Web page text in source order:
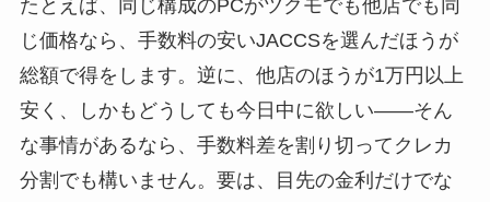
たとえば、同じ構成のPCがツクモでも他店でも同
じ価格なら、手数料の安いJACCSを選んだほうが
総額で得をします。逆に、他店のほうが1万円以上
安く、しかもどうしても今日中に欲しい——そん
な事情があるなら、手数料差を割り切ってクレカ
分割でも構いません。要は、目先の金利だけでな